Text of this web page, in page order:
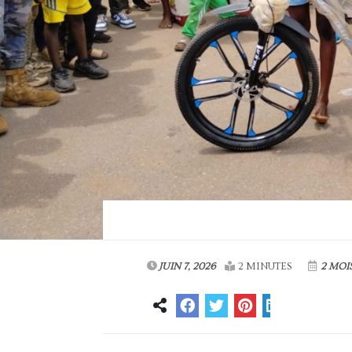
JUIN 7, 2026 2 MINUTES 2